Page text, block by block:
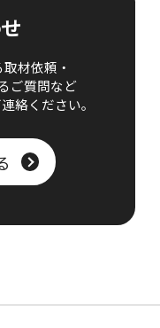
材依頼・
ご質問など
絡ください。